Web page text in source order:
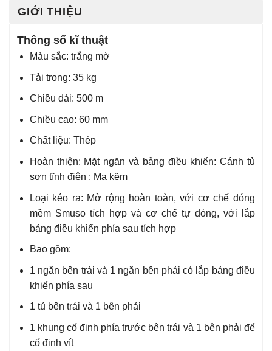
GIỚI THIỆU
Thông số kĩ thuật
Màu sắc: trắng mờ
Tải trọng: 35 kg
Chiều dài: 500 m
Chiều cao: 60 mm
Chất liệu: Thép
Hoàn thiện: Mặt ngăn và bảng điều khiển: Cánh tủ
sơn tĩnh điện : Mạ kẽm
Loại kéo ra: Mở rộng hoàn toàn, với cơ chế đóng
mềm Smuso tích hợp và cơ chế tự đóng, với lắp
bảng điều khiển phía sau tích hợp
Bao gồm:
1 ngăn bên trái và 1 ngăn bên phải có lắp bảng điều
khiển phía sau
1 tủ bên trái và 1 bên phải
1 khung cố định phía trước bên trái và 1 bên phải để
cố định vít